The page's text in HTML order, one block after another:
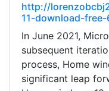
http://
11-download-
In June 2021,
subsequent
process, Home
significant leap